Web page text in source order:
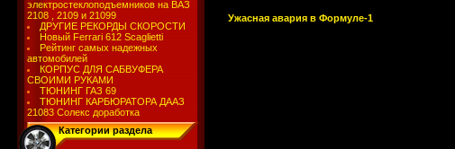
электростеклоподъемников на ВАЗ
2108 , 2109 и 21099
ДРУГИЕ РЕКОРДЫ СКОРОСТИ
Новый Ferrari 612 Scaglietti
Рейтинг самых надежных
автомобилей
КОРПУС ДЛЯ САБВУФЕРА
СВОИМИ РУКАМИ
ТЮНИНГ ГАЗ 69
ТЮНИНГ КАРБЮРАТОРА ДААЗ
21083 Солекс доработка
Категории раздела
Ужасная авария в Формуле-1